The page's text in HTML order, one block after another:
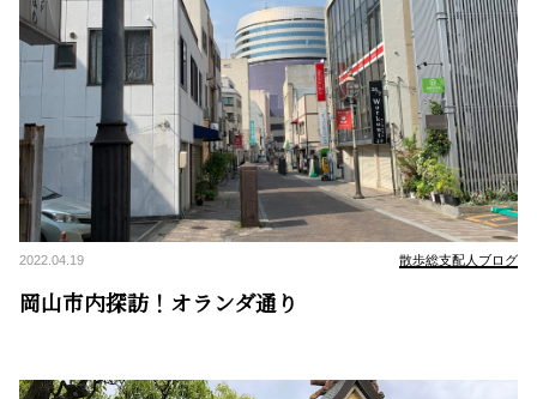
2022.04.19 散歩総支配人ブログ
岡山市内探訪！オランダ通り